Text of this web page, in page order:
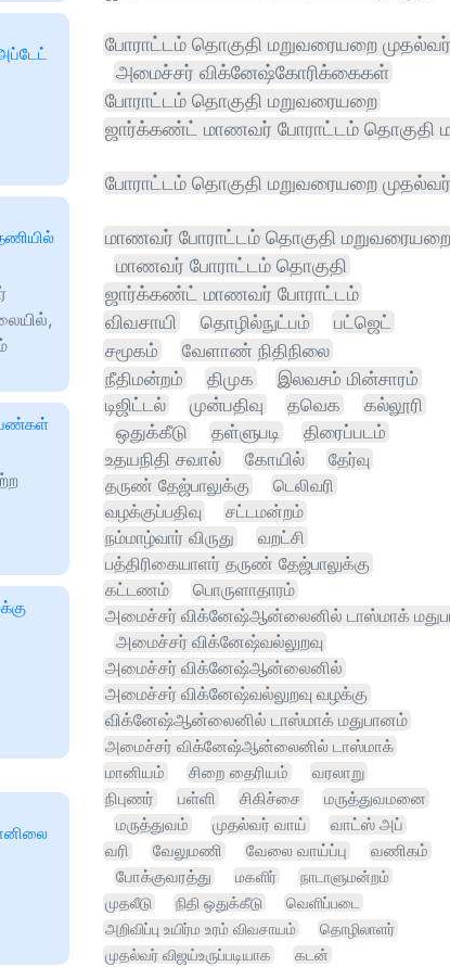
போராட்டம் தொகுதி மறுவரையறை முதல்வர்
அமைச்சர் விக்னேஷ்கோரிக்கைகள்
போராட்டம் தொகுதி மறுவரையறை
ஜார்க்கண்ட் மாணவர் போராட்டம் தொகுதி
போராட்டம் தொகுதி மறுவரையறை
மாணவர் போராட்டம் தொகுதி
மாணவர் போராட்டம் தொகுதி
ஜார்க்கண்ட் மாணவர் போராட்டம்
விவசாயி
தொழில்நுட்பம்
பட்ஜெட்
சமூகம்
வேளாண் நிதிநிலை
நீதிமன்றம்
திமுக இலவசம் மின்சாரம்
டிஜிட்டல் முன்பதிவு தவெக
கல்லூரி
ஒதுக்கீடு
தள்ளுபடி
திரைப்படம்
உதயநிதி சவால்
கோயில்
தேர்வு
தருண் தேஜ்பாலுக்கு
டெலிவரி
வழக்குப்பதிவு
சட்டமன்றம்
நம்மாழ்வார் விருது
வறட்சி
பத்திரிகையாளர் தருண் தேஜ்பாலுக்கு
கட்டணம்
பொருளாதாரம்
அமைச்சர் விக்னேஷ்ஆன்லைனில் டாஸ்மாக்
அமைச்சர் விக்னேஷ்வல்லுறவு
அமைச்சர் விக்னேஷ்ஆன்லைனில்
அமைச்சர் விக்னேஷ்வல்லுறவு வழக்கு
விக்னேஷ்ஆன்லைனில் டாஸ்மாக் மதுபானம்
அமைச்சர் விக்னேஷ்ஆன்லைனில் டாஸ்மாக்
மானியம்
சிறை தைரியம்
வரலாறு
நிபுணர்
பள்ளி சிகிச்சை
மருத்துவமனை
மருத்துவம்
முதல்வர் வாய்
வாட்ஸ் அப்
வரி
வேலுமணி வேலை வாய்ப்பு
வணிகம்
போக்குவரத்து
மகளிர்
நாடாளுமன்றம்
முதலீடு
நிதி ஒதுக்கீடு
வெளிப்படை
அறிவிப்பு உயிர்ம உரம் விவசாயம்
தொழிலாளர்
முதல்வர் விஜய்உருப்படியாக
கடன்